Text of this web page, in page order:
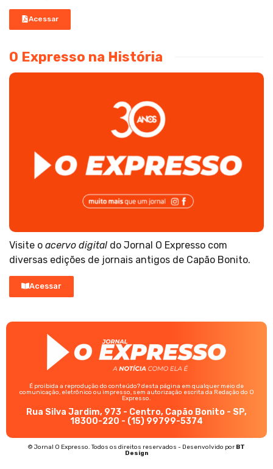
Acessar
O Expresso na História
Visite o acervo digital do Jornal O Expresso com
diversas edições de jornais antigos de Capão Bonito.
Acessar
É proibida a reprodução do conteúdo? desta página em qualquer meio de
comunicação, eletrônico ou impresso, sem autorização escrita da Redação do O
Expresso.
Rua Silva Jardim, 973 - Centro, Capão Bonito - SP,
18300-220 - (15) 99799-5374
© Jornal O Expresso. Todos os direitos reservados - Desenvolvido por BT
Design